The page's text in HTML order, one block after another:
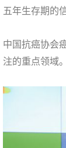
五年生存期的
中国抗癌协会
注的重点领域